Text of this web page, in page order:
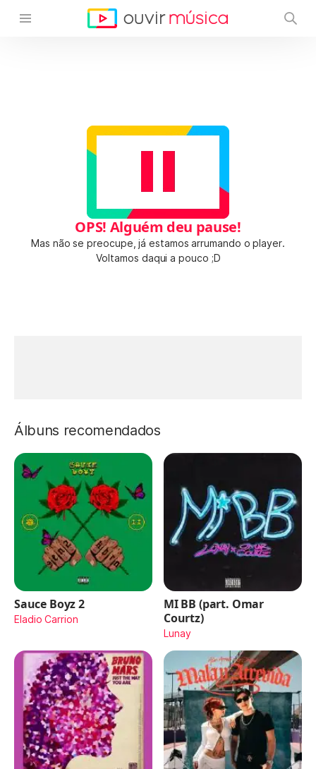
OPS! Alguém deu pause!
Mas não se preocupe, já estamos arrumando o player.
Voltamos daqui a pouco ;D
Álbuns recomendados
Sauce Boyz 2
Eladio Carrion
MI BB (part. Omar
Courtz)
Lunay